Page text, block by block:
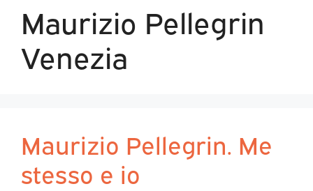
Maurizio Pellegrin
Venezia
Maurizio Pellegrin. Me
stesso e io